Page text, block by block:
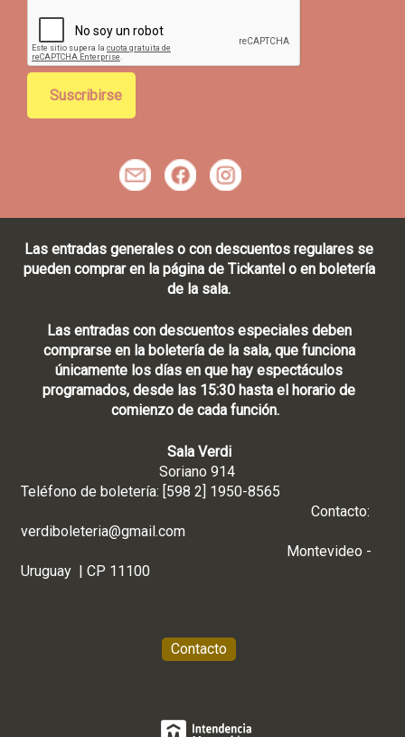
o
e
c
o
Las entradas generales o con descuentos regulares se
pueden comprar en la página de Tickantel o en boletería
de la sala.
Las entradas con descuentos especiales deben
comprarse en la boletería de la sala, que funciona
únicamente los días en que hay espectáculos
programados, desde las 15:30 hasta el horario de
comienzo de cada función.
Sala Verdi
Soriano 914
Teléfono de boletería: [598 2] 1950-8565
Contacto:
verdiboleteria@gmail.com
Montevideo -
Uruguay | CP 11100
Contacto